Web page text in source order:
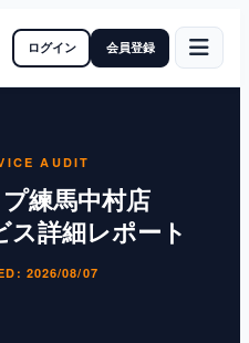
ログイン 会員登録
AUDIT
練馬中村店
ス詳細レポート
2026/08/07